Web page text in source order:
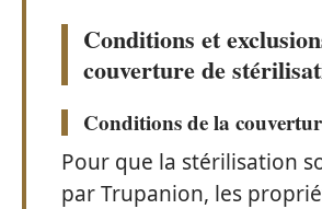
Conditions et
couverture de
Conditions de la
Pour que la stérilisation
par Trupanion, les